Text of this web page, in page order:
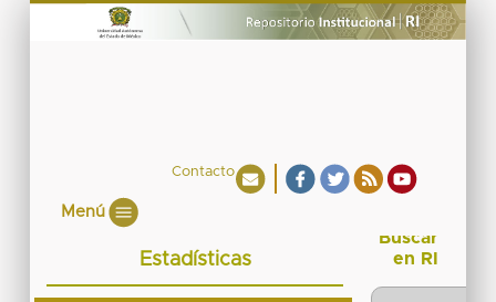
Contacto
Menú
Estadísticas
Buscar
en RI